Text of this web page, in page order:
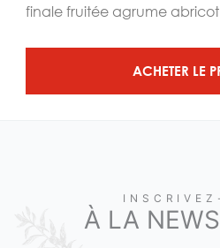
finale fruitée agrume
ACHETER LE
À LA